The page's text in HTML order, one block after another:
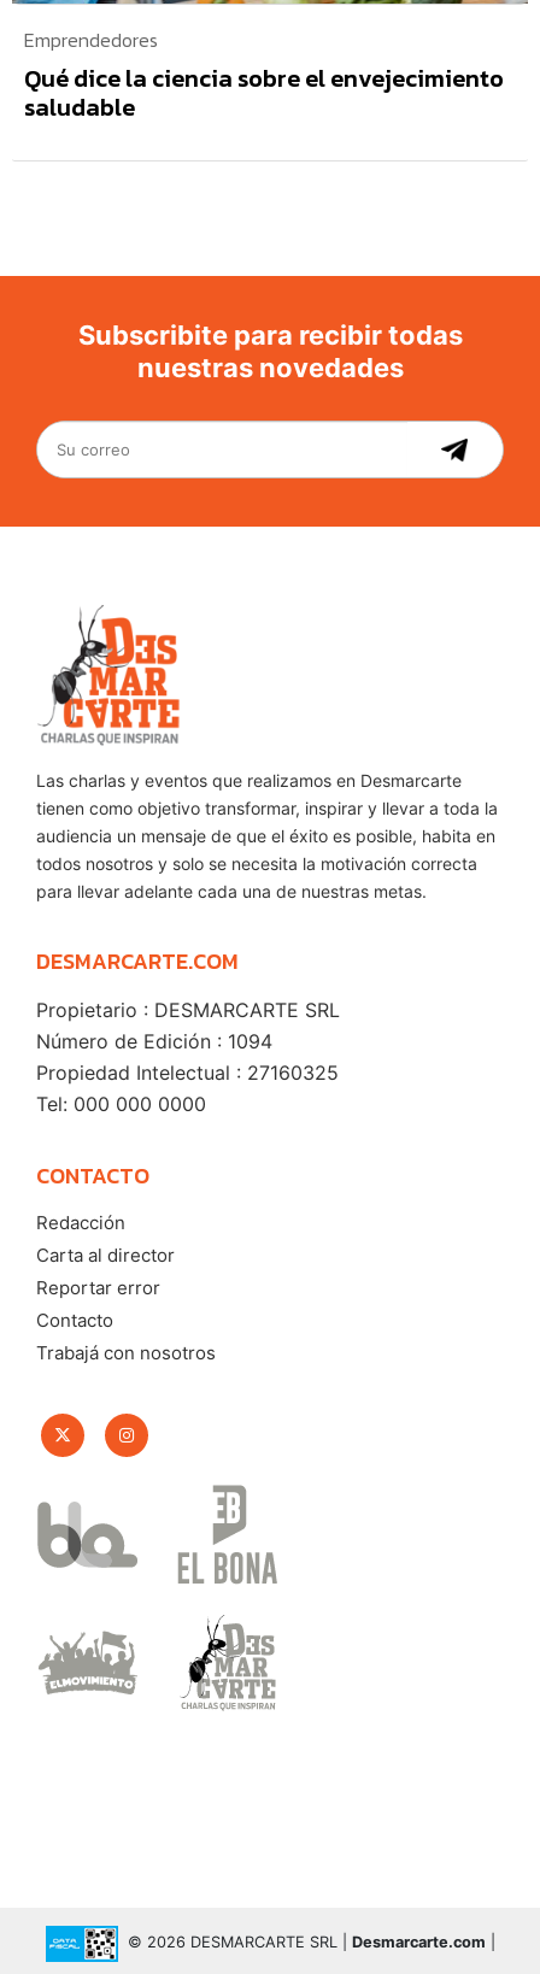
Emprendedores
Qué dice la ciencia sobre el envejecimiento
saludable
Subscribite para recibir todas
nuestras novedades
Las charlas y eventos que realizamos en Desmarcarte
tienen como objetivo transformar, inspirar y llevar a toda la
audiencia un mensaje de que el éxito es posible, habita en
todos nosotros y solo se necesita la motivación correcta
para llevar adelante cada una de nuestras metas.
DESMARCARTE.COM
Propietario : DESMARCARTE SRL
Número de Edición : 1094
Propiedad Intelectual : 27160325
Tel: 000 000 0000
CONTACTO
Redacción
Carta al director
Reportar error
Contacto
Trabajá con nosotros
© 2026 DESMARCARTE SRL | Desmarcarte.com